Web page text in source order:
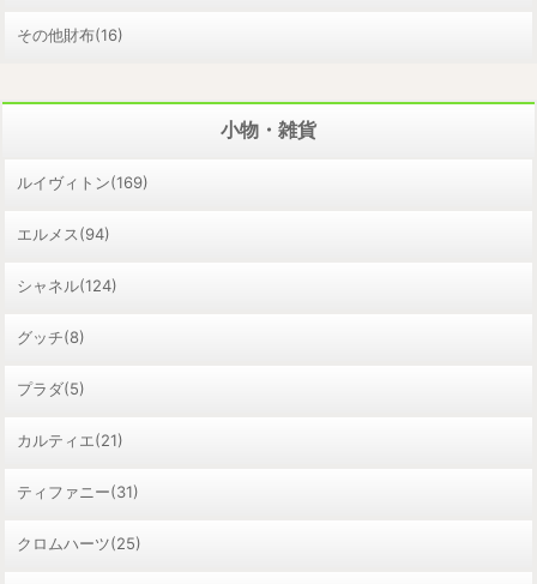
その他財布(16)
小物・雑貨
ルイヴィトン(169)
エルメス(94)
シャネル(124)
グッチ(8)
プラダ(5)
カルティエ(21)
ティファニー(31)
クロムハーツ(25)